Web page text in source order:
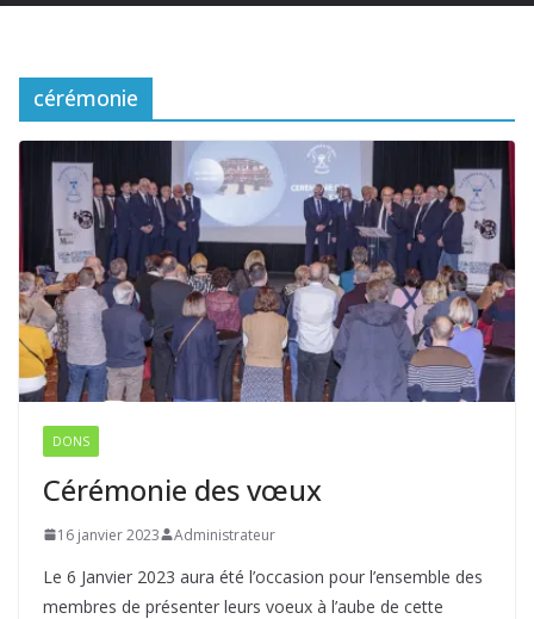
cérémonie
DONS
Cérémonie des vœux
16 janvier 2023 Administrateur
Le 6 Janvier 2023 aura été l’occasion pour l’ensemble des
membres de présenter leurs voeux à l’aube de cette